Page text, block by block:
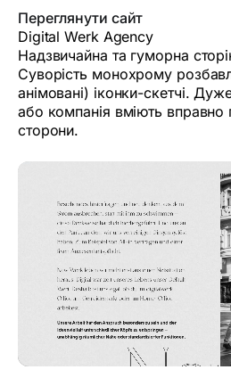
Переглянути сайт
Digital Werk Agency
Надзвичайна та гуморна
Суворість монохрому
анімовані) іконки-скетчі.
або компанія вміють вправно
сторони.